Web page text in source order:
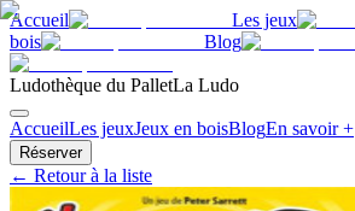
Accueil Les jeux
bois
Blog
Ludothèque du PalletLa Ludo
AccueilLes jeuxJeux en boisBlogEn savoir +
Réserver
← Retour à la liste